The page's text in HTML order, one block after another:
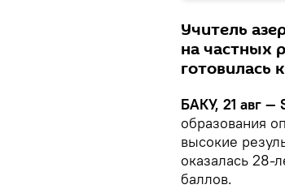
Учитель
на частных
готовилась
БАКУ, 21 авг —
образования
высокие
оказалась 28-
баллов.